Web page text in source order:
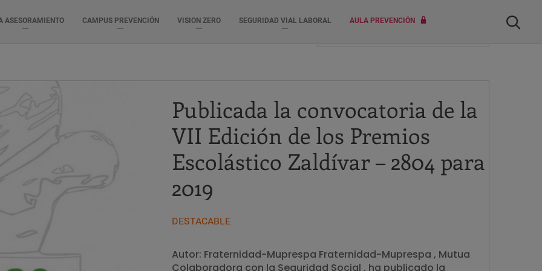
ASESORAMIENTO CAMPUS PREVENCIÓN VISION ZERO SEGURIDAD VIAL LABORAL AULA PREVENCIÓN Buscar
Publicada la convocatoria de la
VII Edición de los Premios
Escolástico Zaldívar – 2804 para
2019
DESTACABLE
Autor: Fraternidad-Muprespa Fraternidad-Muprespa , Mutua
Colaboradora con la Seguridad Social , ha publicado la